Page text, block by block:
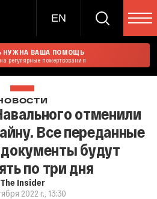
EN
НУЖНА ВАША ПОМОЩЬ
регулярные пожертвования
отменили
Все переданные
будут
по три дня
The Insider
2022 г., 13:30